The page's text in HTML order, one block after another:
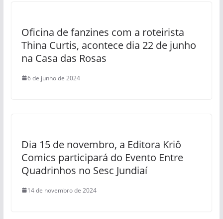
Oficina de fanzines com a roteirista
Thina Curtis, acontece dia 22 de junho
na Casa das Rosas
6 de junho de 2024
Dia 15 de novembro, a Editora Kriô
Comics participará do Evento Entre
Quadrinhos no Sesc Jundiaí
14 de novembro de 2024